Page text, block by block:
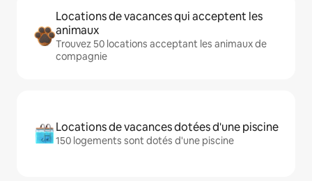
Locations de vacances qui acceptent les
animaux
Trouvez 50 locations acceptant les animaux de
compagnie
Locations de vacances dotées d'une piscine
150 logements sont dotés d'une piscine